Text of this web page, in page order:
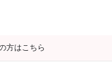
方はこちら